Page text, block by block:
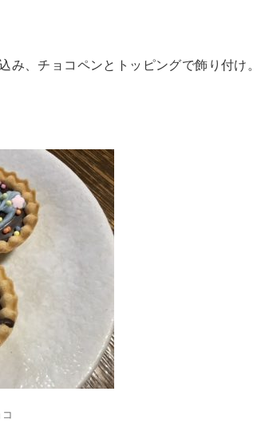
、チョコペンとトッピングで飾り付け。